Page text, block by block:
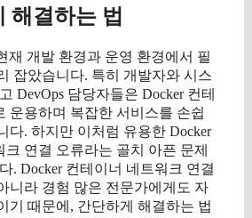
해결하는 법
재 개발 환경과 운영 환경에서 필
잡았습니다. 특히 개발자와 시스
DevOps 담당자들은 Docker 컨테
운용하며 복잡한 서비스를 손쉽
다. 하지만 이처럼 유용한 Docker
연결 오류라는 골치 아픈 문제
. Docker 컨테이너 네트워크 연결
니라 경험 많은 전문가에게도 자
기 때문에, 간단하게 해결하는 법